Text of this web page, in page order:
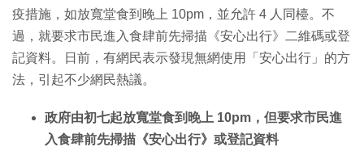
疫措施，如放寬堂食到晚上 10pm，並允許 4 人同檯。不
過，就要求市民進入食肆前先掃描《安心出行》二維碼或登
記資料。日前，有網民表示發現無網使用「安心出行」的方
法，引起不少網民熱議。
政府由初七起放寬堂食到晚上 10pm，但要求市民進
入食肆前先掃描《安心出行》或登記資料